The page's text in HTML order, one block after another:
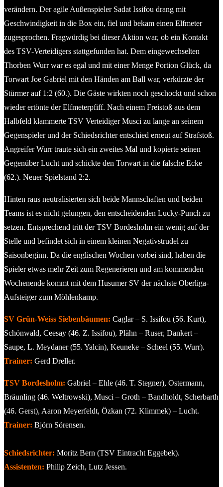
verändern. Der agile Außenspieler Sadat Issifou drang mit
Geschwindigkeit in die Box ein, fiel und bekam einen Elfmeter
zugesprochen. Fragwürdig bei dieser Aktion war, ob ein Kontakt
des TSV-Verteidigers stattgefunden hat. Dem eingewechselten
Thorben Wurr war es egal und mit einer Menge Portion Glück, da
Torwart Joe Gabriel mit den Händen am Ball war, verkürzte der
Stürmer auf 1:2 (60.). Die Gäste wirkten noch geschockt und schon
wieder ertönte der Elfmeterpfiff. Nach einem Freistoß aus dem
Halbfeld klammerte TSV Verteidiger Musci zu lange an seinem
Gegenspieler und der Schiedsrichter entschied erneut auf Strafstoß.
Angreifer Wurr traute sich ein zweites Mal und kopierte seinen
Gegenüber Lucht und schickte den Torwart in die falsche Ecke
(62.). Neuer Spielstand 2:2.
Hinten raus neutralisierten sich beide Mannschaften und beiden
Teams ist es nicht gelungen, den entscheidenden Lucky-Punch zu
setzen. Entsprechend tritt der TSV Bordesholm ein wenig auf der
Stelle und befindet sich in einem kleinen Negativstrudel zu
Saisonbeginn. Da die englischen Wochen vorbei sind, haben die
Spieler etwas mehr Zeit zum Regenerieren und am kommenden
Wochenende kommt mit dem Husumer SV der nächste Oberliga-
Aufsteiger zum Möhlenkamp.
SV Grün-Weiss Siebenbäumen: Caglar – S. Issifou (56. Kurt),
Schönwald, Ceesay (46. Z. Issifou), Plähn – Ruser, Dankert –
Saupe, L. Meydaner (55. Yalcin), Keuneke – Scheel (55. Wurr).
Trainer: Gerd Dreller.
TSV Bordesholm: Gabriel – Ehle (46. T. Stegner), Ostermann,
Bräunling (46. Weltrowski), Musci – Groth – Bandholdt, Scherbarth
(46. Gerst), Aaron Meyerfeldt, Özkan (72. Klimmek) – Lucht.
Trainer: Björn Sörensen.
Schiedsrichter: Moritz Bern (TSV Eintracht Eggebek).
Assistenten: Philip Zeich, Lutz Jessen.